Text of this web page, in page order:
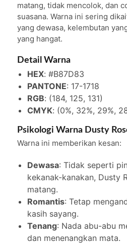
matang, tidak mencolok, dan
suasana. Warna ini sering
yang dewasa, kelembutan
yang hangat.
Detail Warna
HEX: #B87D83
PANTONE: 17-1718
RGB: (184, 125, 131)
CMYK: (0%, 32%, 29%,
Psikologi Warna Dusty
Warna ini memberikan kesan:
Dewasa: Tidak seperti
kekanak-kanakan, Dusty
matang.
Romantis: Tetap
kasih sayang.
Tenang: Nada abu-abu
dan menenangkan mata.